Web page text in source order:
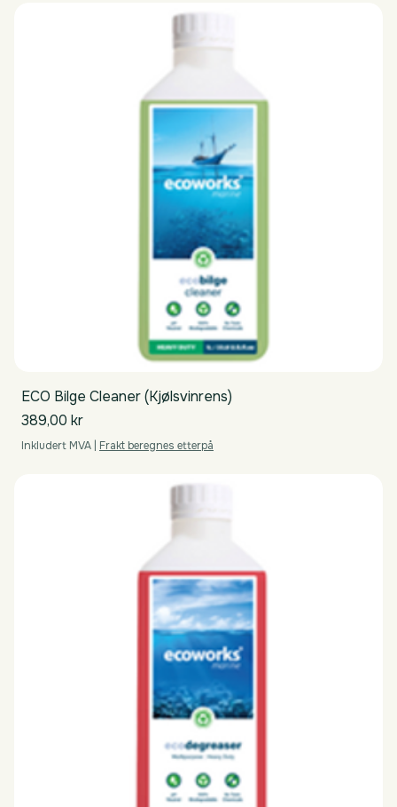
ECO Bilge Cleaner (Kjølsvinrens)
Pris
389,00 kr
Inkludert MVA | Frakt beregnes etterpå